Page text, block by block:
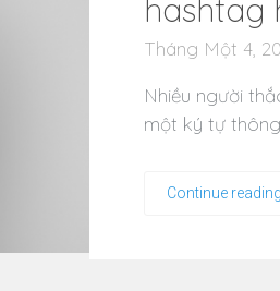
hashtag
Tháng Một 4,
Nhiều người
một ký tự thông
Continue reading